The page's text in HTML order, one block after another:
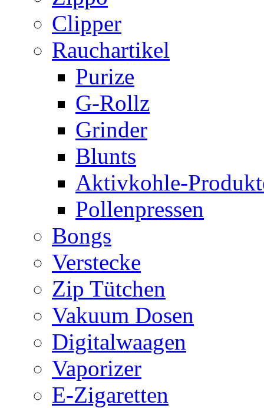
Clipper
Rauchartikel
Purize
G-Rollz
Grinder
Blunts
Aktivkohle-
Pollenpressen
Bongs
Verstecke
Zip Tütchen
Vakuum Dosen
Digitalwaagen
Vaporizer
E-Zigaretten